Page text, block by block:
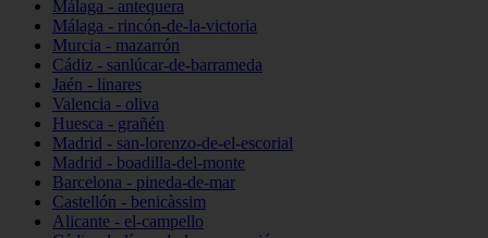
Málaga - antequera
Málaga - rincón-de-la-victoria
Murcia - mazarrón
Cádiz - sanlúcar-de-barrameda
Jaén - linares
Valencia - oliva
Huesca - grañén
Madrid - san-lorenzo-de-el-escorial
Madrid - boadilla-del-monte
Barcelona - pineda-de-mar
Castellón - benicàssim
Alicante - el-campello